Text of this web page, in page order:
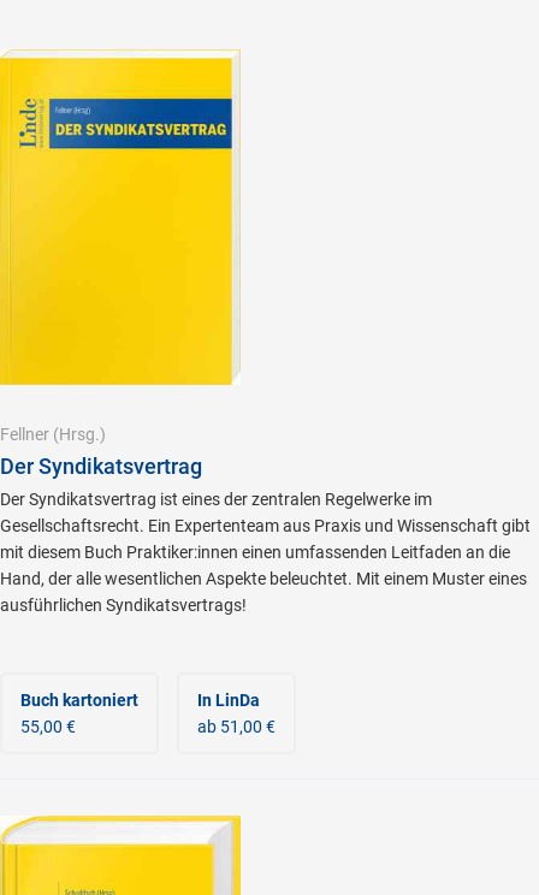
Fellner (Hrsg.)
Der Syndikatsvertrag
Der Syndikatsvertrag ist eines der zentralen Regelwerke im
Gesellschaftsrecht. Ein Expertenteam aus Praxis und Wissenschaft gibt
mit diesem Buch Praktiker:innen einen umfassenden Leitfaden an die
Hand, der alle wesentlichen Aspekte beleuchtet. Mit einem Muster eines
ausführlichen Syndikatsvertrags!
Buch kartoniert
55,00 €
In LinDa
ab 51,00 €